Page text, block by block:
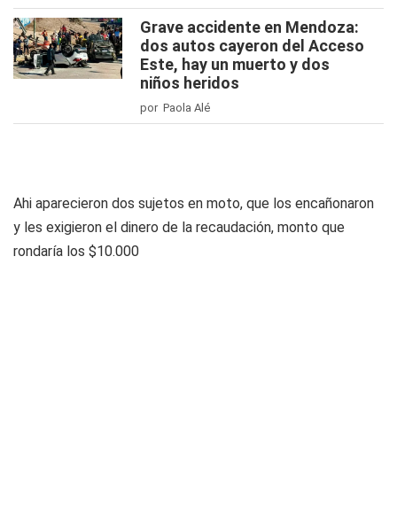
Grave accidente en Mendoza:
dos autos cayeron del Acceso
Este, hay un muerto y dos
niños heridos
por Paola Alé
Ahi aparecieron dos sujetos en moto, que los encañonaron
y les exigieron el dinero de la recaudación, monto que
rondaría los $10.000